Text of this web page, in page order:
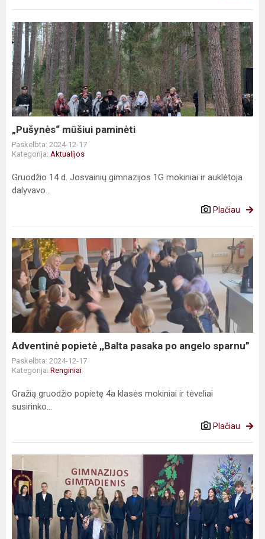
„Pušynės“
mūšiui
paminėti
„Pušynės“ mūšiui paminėti
Paskelbta: 2024-12-17
Kategorija: Aktualijos
Gruodžio 14 d. Josvainių gimnazijos 1G mokiniai ir auklėtoja
dalyvavo...
Plačiau
Adventinė
popietė
,,Balta
pasaka
po
angelo
sparnu”
Adventinė popietė ,,Balta pasaka po angelo sparnu”
Paskelbta: 2024-12-17
Kategorija: Renginiai
Gražią gruodžio popietę 4a klasės mokiniai ir tėveliai
susirinko...
Plačiau
Gimnazijos
gimtadienis